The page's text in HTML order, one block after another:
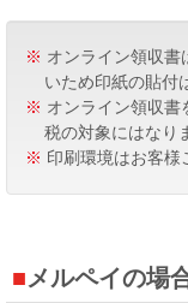
※ オンライン領収書
いため印紙の貼付
※ オンライン領収書
税の対象にはなり
※ 印刷環境はお客様
メルペイの場